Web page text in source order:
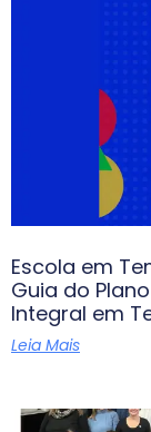
Escola em
Guia do
Integral em
Leia Mais